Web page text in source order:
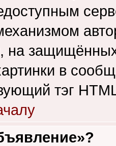
на
в
тэг